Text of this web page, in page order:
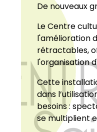
De nouveaux
Le Centre
l'amélioration
rétractables,
l'organisation
Cette
dans
besoins :
se multiplient